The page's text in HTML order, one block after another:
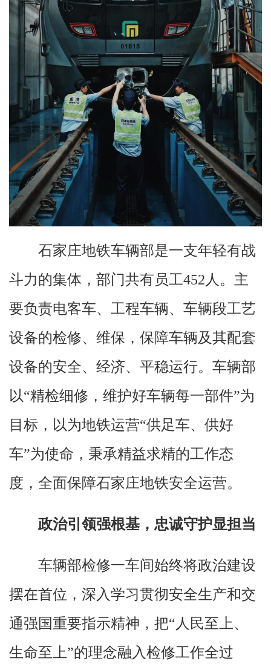
石家庄地铁车辆部是一支年轻有战
斗力的集体，部门共有员工452人。主
要负责电客车、工程车辆、车辆段工艺
设备的检修、维保，保障车辆及其配套
设备的安全、经济、平稳运行。车辆部
以“精检细修，维护好车辆每一部件”为
目标，以为地铁运营“供足车、供好
车”为使命，秉承精益求精的工作态
度，全面保障石家庄地铁安全运营。
政治引领强根基，忠诚守护显担当
车辆部检修一车间始终将政治建设
摆在首位，深入学习贯彻安全生产和交
通强国重要指示精神，把“人民至上、
生命至上”的理念融入检修工作全过